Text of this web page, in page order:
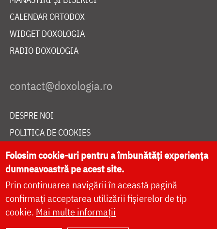
CALENDAR ORTODOX
WIDGET DOXOLOGIA
RADIO DOXOLOGIA
DESPRE NOI
POLITICA DE COOKIES
DONEAZĂ ONLINE PENTRU CATEDRALA NAȚIONALĂ
LIVE
Folosim cookie-uri pentru a îmbunătăți experiența
dumneavoastră pe acest site.
Prin continuarea navigării în această pagină
confirmați acceptarea utilizării fișierelor de tip
cookie. Mai multe informații